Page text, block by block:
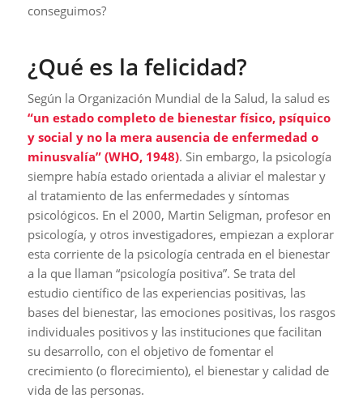
conseguimos?
¿Qué es la felicidad?
Según la Organización Mundial de la Salud, la salud es
“un estado completo de bienestar físico, psíquico
y social y no la mera ausencia de enfermedad o
minusvalía” (WHO, 1948). Sin embargo, la psicología
siempre había estado orientada a aliviar el malestar y
al tratamiento de las enfermedades y síntomas
psicológicos. En el 2000, Martin Seligman, profesor en
psicología, y otros investigadores, empiezan a explorar
esta corriente de la psicología centrada en el bienestar
a la que llaman “psicología positiva”. Se trata del
estudio científico de las experiencias positivas, las
bases del bienestar, las emociones positivas, los rasgos
individuales positivos y las instituciones que facilitan
su desarrollo, con el objetivo de fomentar el
crecimiento (o florecimiento), el bienestar y calidad de
vida de las personas.